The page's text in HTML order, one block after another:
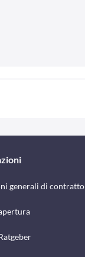
generali di contratto